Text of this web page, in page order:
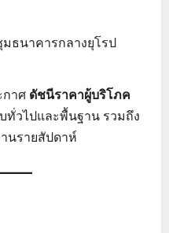
ธนาคารกลางยุโรป
กาศ ดัชนีราคาผู้บริโภค
ทั่วไปและพื้นฐาน รวมถึง
นรายสัปดาห์